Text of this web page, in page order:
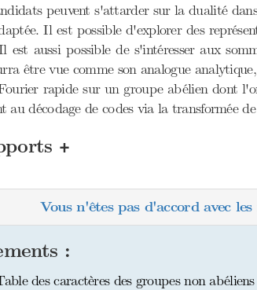
peuvent s'attarder sur la dualité
Il est possible d'explorer des
est aussi possible de s'intéresser aux
être vue comme son analogue
rapide sur un groupe abélien dont
au décodage de codes via la transformée
+
Vous n'êtes pas d'accord avec
:
des caractères des groupes non